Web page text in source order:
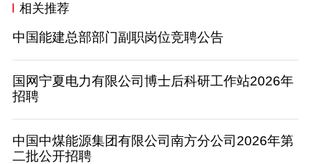
相关推荐
中国能建总部部门副职岗位竞聘公告
国网宁夏电力有限公司博士后科研工作站2026年
招聘
中国中煤能源集团有限公司南方分公司2026年第
二批公开招聘